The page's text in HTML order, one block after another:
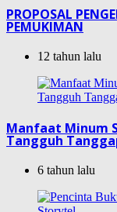
PROPOSAL
PEMUKIMAN
12 tahun lalu
Manfaat Minum
Tangguh
6 tahun lalu